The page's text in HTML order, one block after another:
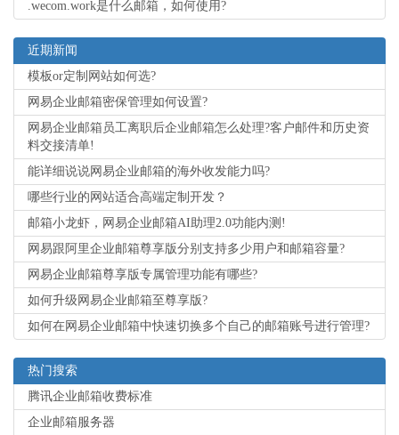
.wecom.work是什么邮箱，如何使用?
近期新闻
模板or定制网站如何选?
网易企业邮箱密保管理如何设置?
网易企业邮箱员工离职后企业邮箱怎么处理?客户邮件和历史资
料交接清单!
能详细说说网易企业邮箱的海外收发能力吗?
哪些行业的网站适合高端定制开发？
邮箱小龙虾，网易企业邮箱AI助理2.0功能内测!
网易跟阿里企业邮箱尊享版分别支持多少用户和邮箱容量?
网易企业邮箱尊享版专属管理功能有哪些?
如何升级网易企业邮箱至尊享版?
如何在网易企业邮箱中快速切换多个自己的邮箱账号进行管理?
热门搜索
腾讯企业邮箱收费标准
企业邮箱服务器